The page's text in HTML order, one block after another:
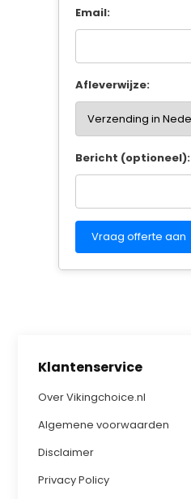
Klantenservice
Over Vikingchoice.nl
Algemene voorwaarden
Disclaimer
Privacy Policy
Email:
Afleverwijze:
Bericht (optioneel):